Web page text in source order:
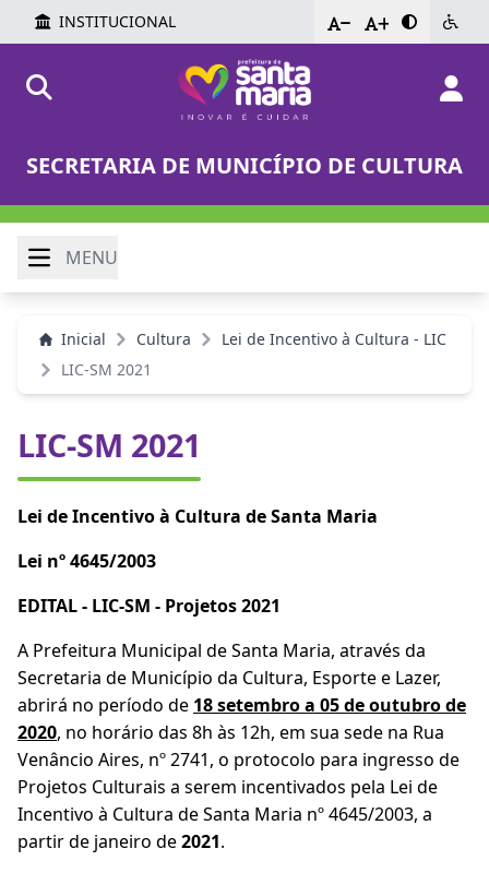
INSTITUCIONAL - +
SECRETARIA DE MUNICÍPIO DE CULTURA
MENU
Inicial Cultura
Lei de Incentivo à Cultura - LIC
LIC-SM 2021
LIC-SM 2021
Lei de Incentivo à Cultura de Santa Maria
Lei nº 4645/2003
EDITAL - LIC-SM - Projetos 2021
A Prefeitura Municipal de Santa Maria, através da
Secretaria de Município da Cultura, Esporte e Lazer,
abrirá no período de 18 setembro a 05 de outubro de
2020, no horário das 8h às 12h, em sua sede na Rua
Venâncio Aires, nº 2741, o protocolo para ingresso de
Projetos Culturais a serem incentivados pela Lei de
Incentivo à Cultura de Santa Maria nº 4645/2003, a
partir de janeiro de2021.